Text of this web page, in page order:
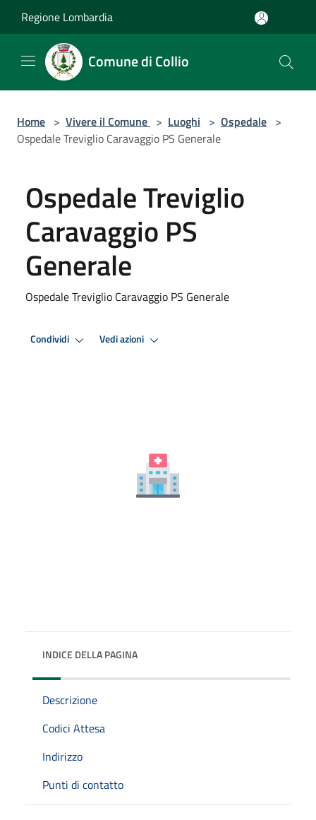
Regione Lombardia
Comune di Collio
Home > Vivere il Comune > Luoghi > Ospedale >
Ospedale Treviglio Caravaggio PS Generale
Ospedale Treviglio
Caravaggio PS
Generale
Ospedale Treviglio Caravaggio PS Generale
Condividi Vedi azioni
INDICE DELLA PAGINA
Descrizione
Codici Attesa
Indirizzo
Punti di contatto